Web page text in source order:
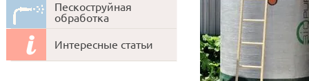
Пескоструйная
обработка
Интересные статьи